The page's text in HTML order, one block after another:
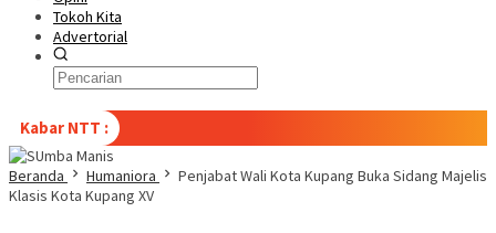
Tokoh Kita
Advertorial
Kabar NTT :
Beranda Humaniora
Penjabat Wali Kota Kupang Buka Sidang Majelis
Klasis Kota Kupang XV